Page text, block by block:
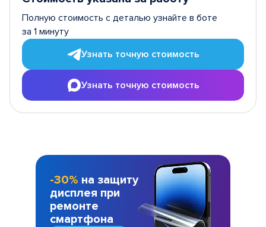
Полную стоимость с деталью узнайте в боте
за 1 минуту
Узнать точную стоимость
Узнать точную стоимость
-30% на защиту
дисплея при
ремонте
смартфона